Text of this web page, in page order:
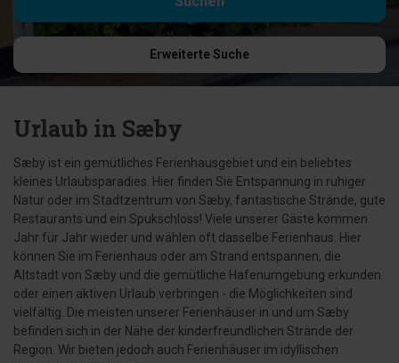
Erweiterte Suche
Urlaub in Sæby
Sæby ist ein gemütliches Ferienhausgebiet und ein beliebtes
kleines Urlaubsparadies. Hier finden Sie Entspannung in ruhiger
Natur oder im Stadtzentrum von Sæby, fantastische Strände, gute
Restaurants und ein Spukschloss! Viele unserer Gäste kommen
Jahr für Jahr wieder und wählen oft dasselbe Ferienhaus. Hier
können Sie im Ferienhaus oder am Strand entspannen, die
Altstadt von Sæby und die gemütliche Hafenumgebung erkunden
oder einen aktiven Urlaub verbringen - die Möglichkeiten sind
vielfältig. Die meisten unserer Ferienhäuser in und um Sæby
befinden sich in der Nähe der kinderfreundlichen Strände der
Region. Wir bieten jedoch auch Ferienhäuser im idyllischen